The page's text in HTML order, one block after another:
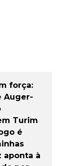
força:
Auger-
Turim
é
aponta à